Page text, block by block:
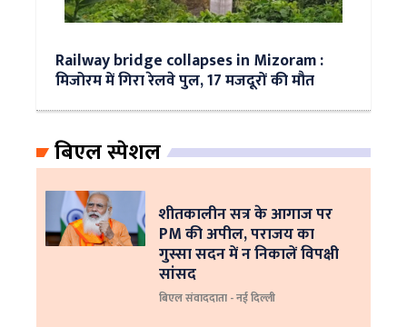
Railway bridge collapses in Mizoram :
मिजोरम में गिरा रेलवे पुल, 17 मजदूरों की मौत
बिएल स्पेशल
शीतकालीन सत्र के आगाज पर
PM की अपील, पराजय का
गुस्सा सदन में न निकालें विपक्षी
सांसद
बिएल संवाददाता - नई दिल्ली